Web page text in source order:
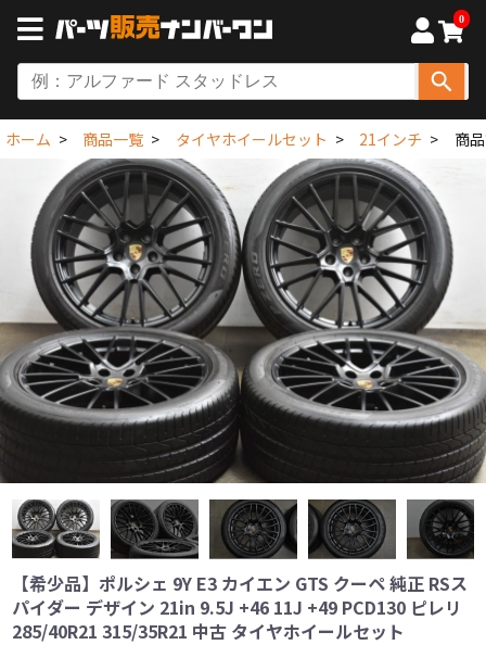
0
ホーム 商品一覧 タイヤホイールセット 21インチ 商
【希少品】ポルシェ 9Y E3 カイエン GTS クーペ 純正 RSス
パイダー デザイン 21in 9.5J +46 11J +49 PCD130 ピレリ
285/40R21 315/35R21 中古 タイヤホイールセット